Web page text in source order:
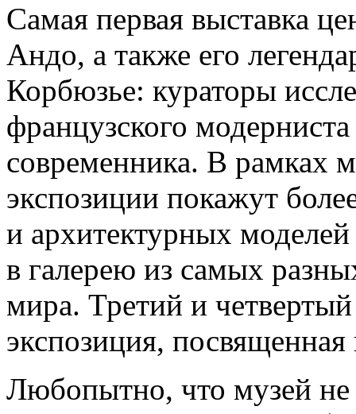
Самая первая выставка
Андо, а также его
Корбюзье: кураторы
французского
современника. В рамках
экспозиции покажут
и архитектурных
в галерею из самых
мира. Третий и
экспозиция,
Любопытно, что музей не